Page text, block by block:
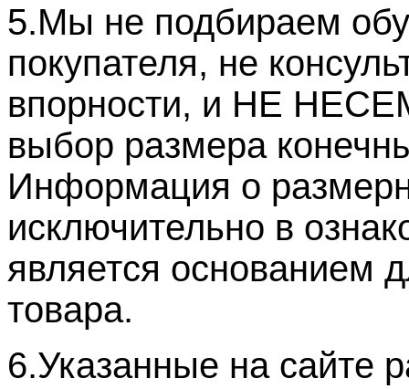
5.Мы не подбираем
покупателя, не
впорности, и НЕ
выбор размера
Информация о
исключительно в
является основанием
товара.
6.Указанные на сайте